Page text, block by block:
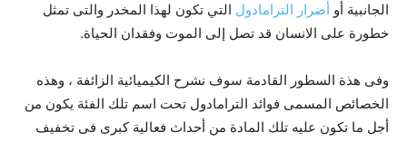
الجانبية أو أضرار الترامادول التي تكون لهذا المخدر والتى تمثل
خطورة على الانسان قد تصل إلى الموت وفقدان الحياة.
وفى هذة السطور القادمة سوف نشرح الكيميائية الزائفة ، وهذه
الخصائص المسمى فوائد الترامادول تحت اسم تلك الفئة يكون من
أجل ما تكون عليه تلك المادة من أحداث فعالية كبرى فى تخفيف